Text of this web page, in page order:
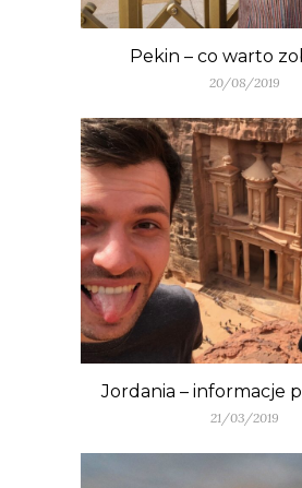
Pekin – co warto
20/08/2019
Jordania – informacje
21/03/2019